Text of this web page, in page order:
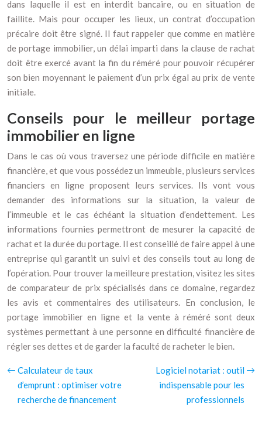
dans laquelle il est en interdit bancaire, ou en situation de
faillite. Mais pour occuper les lieux, un contrat d’occupation
précaire doit être signé. Il faut rappeler que comme en matière
de portage immobilier, un délai imparti dans la clause de rachat
doit être exercé avant la fin du réméré pour pouvoir récupérer
son bien moyennant le paiement d’un prix égal au prix de vente
initiale.
Conseils pour le meilleur portage
immobilier en ligne
Dans le cas où vous traversez une période difficile en matière
financière, et que vous possédez un immeuble, plusieurs services
financiers en ligne proposent leurs services. Ils vont vous
demander des informations sur la situation, la valeur de
l’immeuble et le cas échéant la situation d’endettement. Les
informations fournies permettront de mesurer la capacité de
rachat et la durée du portage. Il est conseillé de faire appel à une
entreprise qui garantit un suivi et des conseils tout au long de
l’opération. Pour trouver la meilleure prestation, visitez les sites
de comparateur de prix spécialisés dans ce domaine, regardez
les avis et commentaires des utilisateurs. En conclusion, le
portage immobilier en ligne et la vente à réméré sont deux
systèmes permettant à une personne en difficulté financière de
régler ses dettes et de garder la faculté de racheter le bien.
Calculateur de taux
d’emprunt : optimiser votre
recherche de financement
Logiciel notariat : outil
indispensable pour les
professionnels